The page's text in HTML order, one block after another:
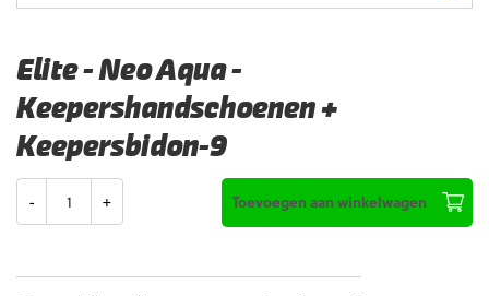
Elite – Neo Aqua –
Keepershandschoenen +
Keepersbidon-9
Toevoegen aan winkelwagen